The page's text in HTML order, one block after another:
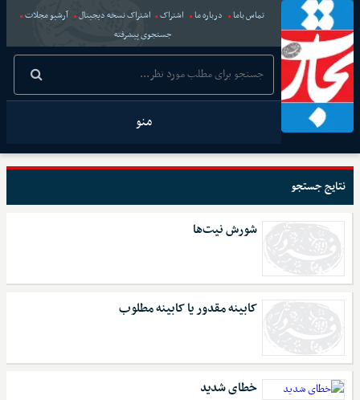
تماس باما درباره ما اشتراک اشتراک نسخه دیجیتال
آرشیو مجلات
جستجوی پیشرفته
منو
نتایج جستجو
شورش نیت‌ها
کابینه مقدور یا کابینه مطلوب
خطای شدید